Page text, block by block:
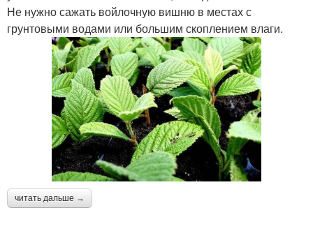
Не нужно сажать войлочную вишню в местах с
грунтовыми водами или большим скоплением влаги.
читать дальше →